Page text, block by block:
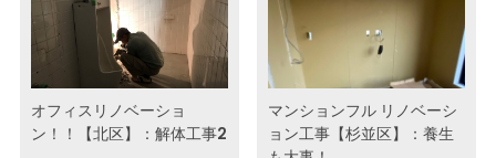
オフィスリノベーショ
ン！！【北区】：解体工事2
マンションフル リノベーシ
ョン工事【杉並区】：養生